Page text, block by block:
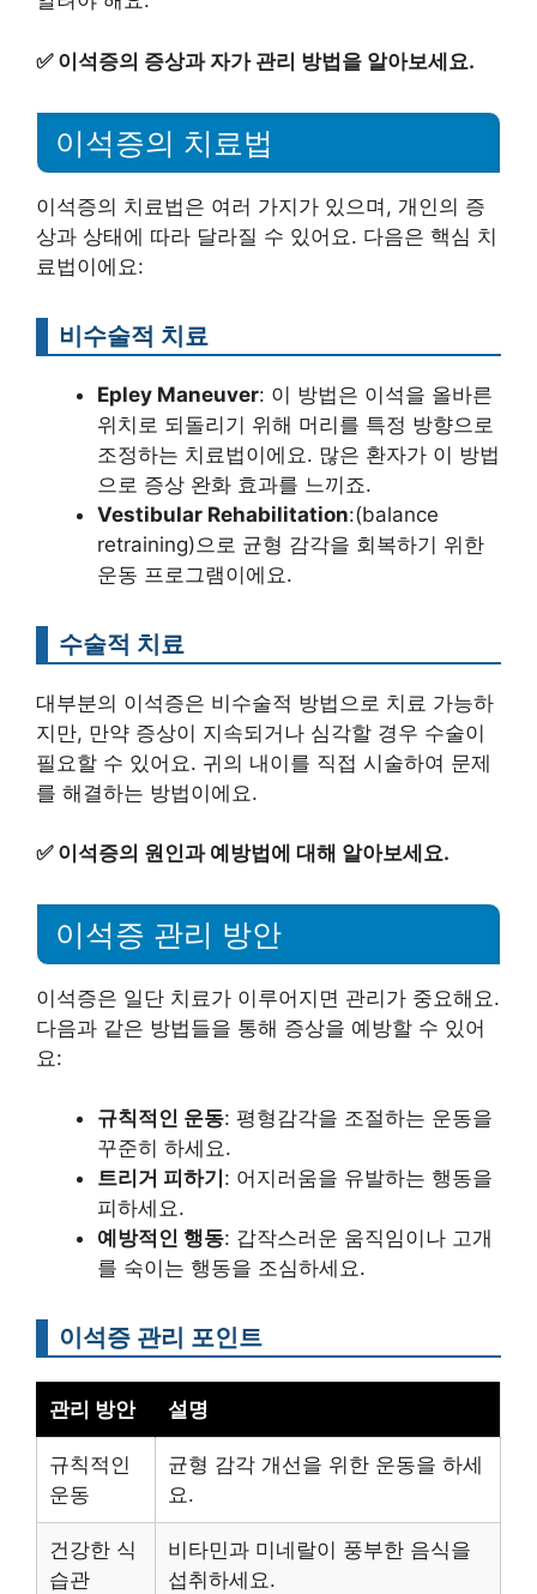
✅ 이석증의 증상과 자가 관리 방법을 알아보세요.
이석증의 치료법
이석증의 치료법은 여러 가지가 있으며, 개인의 증
상과 상태에 따라 달라질 수 있어요. 다음은 핵심 치
료법이에요:
비수술적 치료
Epley Maneuver: 이 방법은 이석을 올바른
위치로 되돌리기 위해 머리를 특정 방향으로
조정하는 치료법이에요. 많은 환자가 이 방법
으로 증상 완화 효과를 느끼죠.
Vestibular Rehabilitation:(balance
retraining)으로 균형 감각을 회복하기 위한
운동 프로그램이에요.
수술적 치료
대부분의 이석증은 비수술적 방법으로 치료 가능하
지만, 만약 증상이 지속되거나 심각할 경우 수술이
필요할 수 있어요. 귀의 내이를 직접 시술하여 문제
를 해결하는 방법이에요.
✅ 이석증의 원인과 예방법에 대해 알아보세요.
이석증 관리 방안
이석증은 일단 치료가 이루어지면 관리가 중요해요.
다음과 같은 방법들을 통해 증상을 예방할 수 있어
요:
규칙적인 운동: 평형감각을 조절하는 운동을
꾸준히 하세요.
트리거 피하기 : 어지러움을 유발하는 행동을
피하세요.
예방적인 행동: 갑작스러운 움직임이나 고개
를 숙이는 행동을 조심하세요.
이석증 관리 포인트
관리 방안 설명
규칙적인
운동
균형 감각 개선을 위한 운동을 하세
요.
건강한 식
습관
비타민과 미네랄이 풍부한 음식을
섭취하세요.